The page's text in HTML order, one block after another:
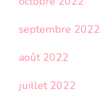
septembre 2022
août 2022
juillet 2022